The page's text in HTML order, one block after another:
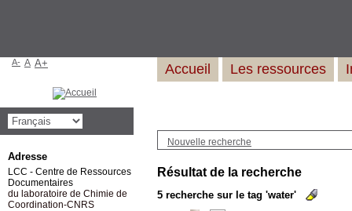
Nouvelle recherche
Résultat de la recherche
5 recherche sur le tag 'water'
Accueil Les ressources
A- A A+
Adresse
LCC - Centre de Ressources
Documentaires
du laboratoire de Chimie de
Coordination-CNRS